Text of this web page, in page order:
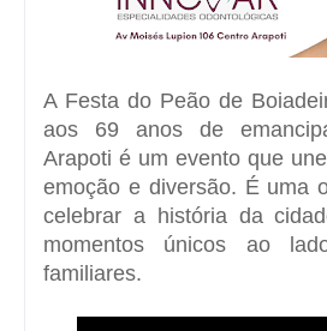
A Festa do Peão de
aos 69 anos de
Arapoti é um evento que
emoção e diversão. É uma
celebrar a história da
momentos únicos ao
familiares.